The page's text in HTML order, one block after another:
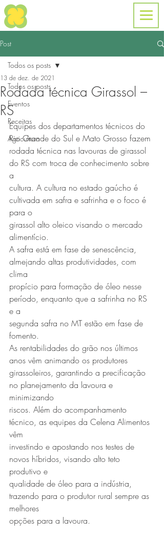
Post
Todos os posts
Eventos
Receitas
Agricultura
Todos os posts
Rodada técnica Girassol –
RS
13 de dez. de 2021
Equipes dos departamentos técnicos do
Rio Grande do Sul e Mato Grosso fazem
rodada técnica nas lavouras de girassol
do RS com troca de conhecimento sobre
a
cultura. A cultura no estado gaúcho é
cultivada em safra e safrinha e o foco é
para o
girassol alto oleico visando o mercado
alimentício.
A safra está em fase de senescência,
almejando altas produtividades, com
clima
propício para formação de óleo nesse
período, enquanto que a safrinha no RS
e a
segunda safra no MT estão em fase de
fomento.
As rentabilidades do grão nos últimos
anos vêm animando os produtores
girassoleiros, garantindo a precificação
no planejamento da lavoura e
minimizando
riscos. Além do acompanhamento
técnico, as equipes da Celena Alimentos
vêm
investindo e apostando nos testes de
novos híbridos, visando alto teto
produtivo e
qualidade de óleo para a indústria,
trazendo para o produtor rural sempre as
melhores
opções para a lavoura.